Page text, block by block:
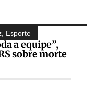
Esporte
a equipe”,
sobre morte